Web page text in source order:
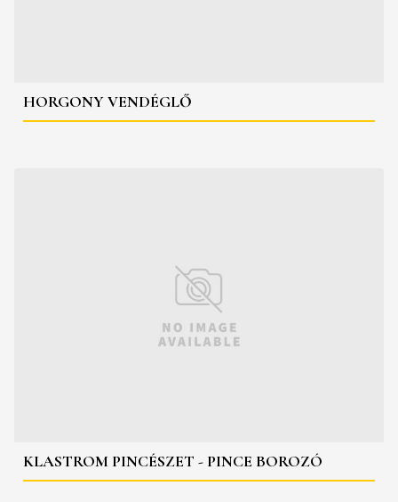
HORGONY VENDÉGLŐ
KLASTROM PINCÉSZET - PINCE BOROZÓ